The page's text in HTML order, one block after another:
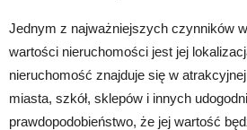
Jednym z najważniejszych czynników
wartości nieruchomości jest jej
nieruchomość znajduje się w
miasta, szkół, sklepów i innych
prawdopodobieństwo, że jej wartość